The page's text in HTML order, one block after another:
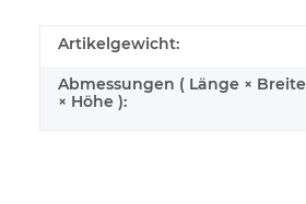
Artikelgewicht:
Abmessungen ( Länge × Breite
× Höhe ):